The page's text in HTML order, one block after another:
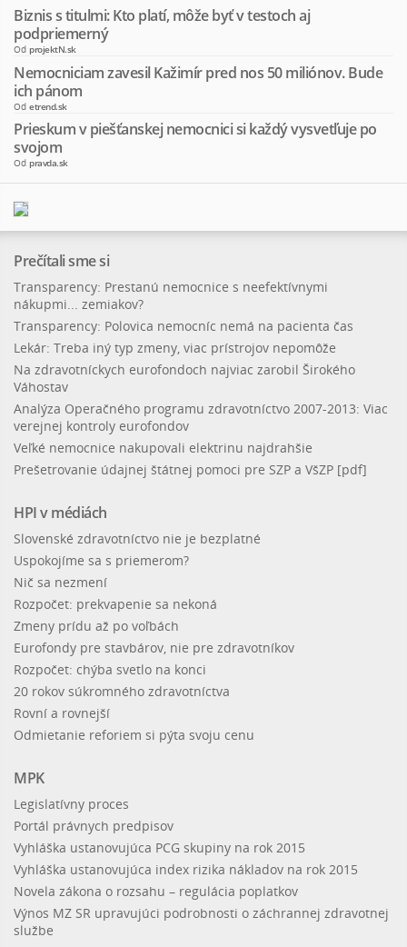
Biznis s titulmi: Kto platí, môže byť v testoch aj
podpriemerný
Od projektN.sk
Nemocniciam zavesil Kažimír pred nos 50 miliónov. Bude
ich pánom
Od etrend.sk
Prieskum v piešťanskej nemocnici si každý vysvetľuje po
svojom
Od pravda.sk
Prečítali sme si
Transparency: Prestanú nemocnice s neefektívnymi
nákupmi... zemiakov?
Transparency: Polovica nemocníc nemá na pacienta čas
Lekár: Treba iný typ zmeny, viac prístrojov nepomôže
Na zdravotníckych eurofondoch najviac zarobil Širokého
Váhostav
Analýza Operačného programu zdravotníctvo 2007-2013: Viac
verejnej kontroly eurofondov
Veľké nemocnice nakupovali elektrinu najdrahšie
Prešetrovanie údajnej štátnej pomoci pre SZP a VšZP [pdf]
HPI v médiách
Slovenské zdravotníctvo nie je bezplatné
Uspokojíme sa s priemerom?
Nič sa nezmení
Rozpočet: prekvapenie sa nekoná
Zmeny prídu až po voľbách
Eurofondy pre stavbárov, nie pre zdravotníkov
Rozpočet: chýba svetlo na konci
20 rokov súkromného zdravotníctva
Rovní a rovnejší
Odmietanie reforiem si pýta svoju cenu
MPK
Legislatívny proces
Portál právnych predpisov
Vyhláška ustanovujúca PCG skupiny na rok 2015
Vyhláška ustanovujúca index rizika nákladov na rok 2015
Novela zákona o rozsahu – regulácia poplatkov
Výnos MZ SR upravujúci podrobnosti o záchrannej zdravotnej
službe